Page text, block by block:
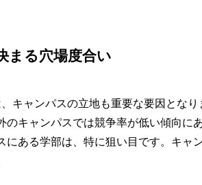
まる穴場度合い
キャンパスの立地も重要な要因とな
のキャンパスでは競争率が低い傾向に
にある学部は、特に狙い目です。キャ